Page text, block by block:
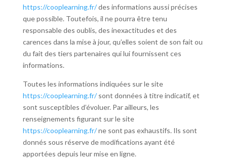
https://cooplearning.fr/des informations aussi précises
que possible. Toutefois, il ne pourra être tenu
responsable des oublis, des inexactitudes et des
carences dans la mise à jour, qu’elles soient de son fait ou
du fait des tiers partenaires qui lui fournissent ces
informations.
Toutes les informations indiquées sur le site
https://cooplearning.fr/sont données à titre indicatif, et
sont susceptibles d’évoluer. Par ailleurs, les
renseignements figurant sur le site
https://cooplearning.fr/ne sont pas exhaustifs. Ils sont
donnés sous réserve de modifications ayant été
apportées depuis leur mise en ligne.